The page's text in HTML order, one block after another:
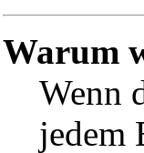
Warum
Wenn
jedem